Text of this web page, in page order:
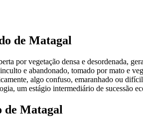
de Matagal
por vegetação densa e desordenada,
e abandonado, tomado por mato e
algo confuso, emaranhado ou
um estágio intermediário de sucessão
de Matagal